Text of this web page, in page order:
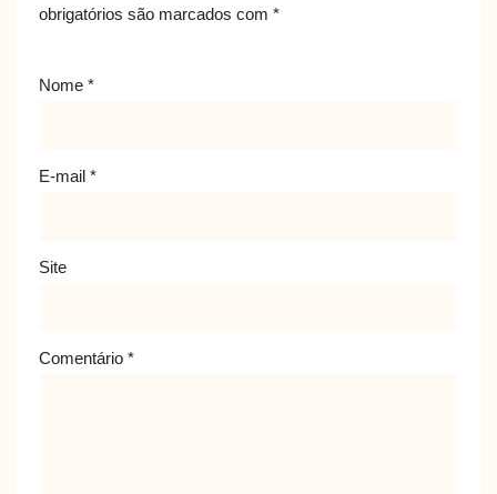
obrigatórios são marcados com *
Nome *
E-mail *
Site
Comentário *